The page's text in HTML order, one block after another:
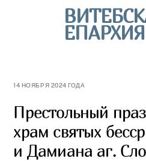
ЕПАРХИЯ
14 НОЯБРЯ 2024 ГОДА
Престольный
храм святых
и Дамиана аг.